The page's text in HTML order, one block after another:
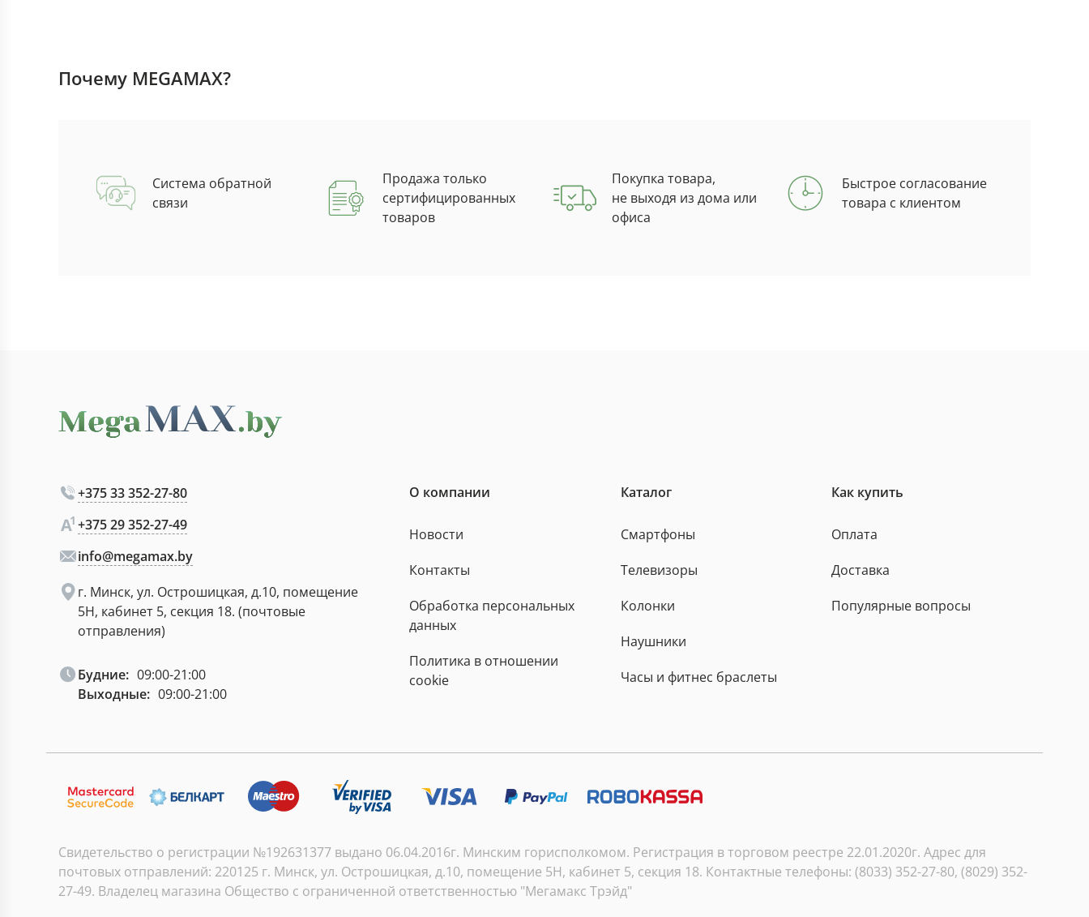
Почему MEGAMAX?
Система обратной
связи
Продажа только
сертифицированных
товаров
Покупка товара,
не выходя из дома или
офиса
Быстрое согласование
товара с клиентом
+375 33 352-27-80
+375 29 352-27-49
info@megamax.by
г. Минск, ул. Острошицкая, д.10, помещение
5Н, кабинет 5, секция 18. (почтовые
отправления)
Будние: 09:00-21:00
Выходные: 09:00-21:00
О компании
Новости
Контакты
Обработка персональных
данных
Политика в отношении
cookie
Каталог
Смартфоны
Телевизоры
Колонки
Наушники
Часы и фитнес браслеты
Как купить
Оплата
Доставка
Популярные вопросы
Свидетельство о регистрации №192631377 выдано 06.04.2016г. Минским горисполкомом. Регистрация в торговом реестре 22.01.2020г. Адрес для
почтовых отправлений: 220125 г. Минск, ул. Острошицкая, д.10, помещение 5Н, кабинет 5, секция 18. Контактные телефоны: (8033) 352-27-80, (8029) 352-
27-49. Владелец магазина Общество с ограниченной ответственностью "Мегамакс Трэйд"